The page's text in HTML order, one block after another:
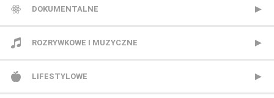
TV Puls 2
TVN 7
TVP HD
BBC First
CANAL+ 1
CANAL+ 360
Eleven Sports 1
Eleven Sports 2
Eleven Sports 3
DOKUMENTALNE
Animal Planet
BBC Earth
ROZRYWKOWE I MUZYCZNE
BBC Brit
LIFESTYLOWE